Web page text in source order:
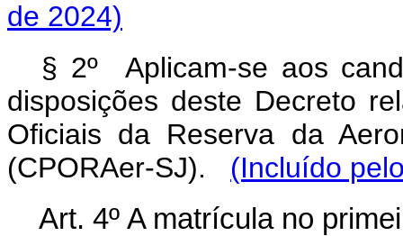
de 2024)
§ 2º Aplicam-se aos
disposições deste Decreto
Oficiais da Reserva da
(CPORAer-SJ). (Incluído
Art. 4º A matrícula no